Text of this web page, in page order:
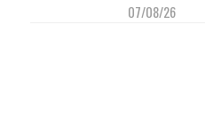
07/08/26